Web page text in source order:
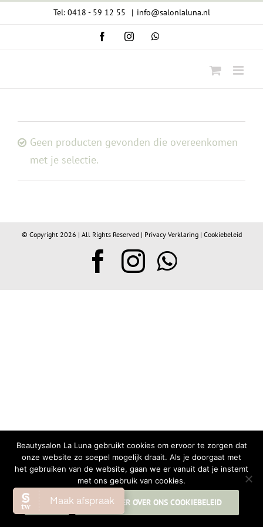
Tel: 0418 - 59 12 55 | info@salonlaluna.nl
FacebookInstagramWhatsApp
Geen producten gevonden die overeenkomen
met je selectie.
© Copyright 2026 | All Rights Reserved | Privacy Verklaring| Cookiebeleid
Facebook
Instagram
Beautysalon La Luna gebruikt cookies om ervoor te zorgen dat
onze website zo soepel mogelijk draait. Als je doorgaat met
het gebruiken van de website, gaan we er vanuit dat je instemt
met ons gebruik van cookies.
OK LEES MEER OVER ONS COOKIEBELEID